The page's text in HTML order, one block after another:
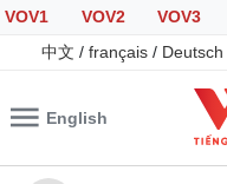
VOV1 VOV2 VOV3
中文 / français / Deutsch
English